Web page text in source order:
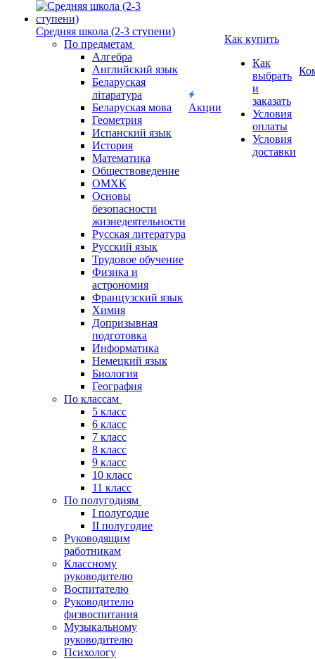
Средняя школа (2-3 ступени)
По предметам
Алгебра
Английский язык
Беларуская
літаратура
Беларуская мова
Геометрия
Испанский язык
История
Математика
Обществоведение
ОМХК
Основы
безопасности
жизнедеятельности
Русская литература
Русский язык
Трудовое обучение
Физика и
астрономия
Французский язык
Химия
Допризывная
подготовка
Информатика
Немецкий язык
Биология
География
По классам
5 класс
6 класс
7 класс
8 класс
9 класс
10 класс
11 класс
По полугодиям
I полугодие
II полугодие
Руководящим
работникам
Классному
руководителю
Воспитателю
Руководителю
физвоспитания
Музыкальному
руководителю
Психологу
Акции
Как купить
Как
выбрать
и
заказать
Условия
оплаты
Условия
доставки